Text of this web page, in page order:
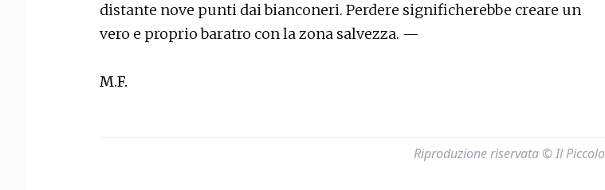
distante nove punti dai bianconeri. Perdere significherebbe creare un
vero e proprio baratro con la zona salvezza. —
M.F.
Riproduzione riservata © Il Piccolo